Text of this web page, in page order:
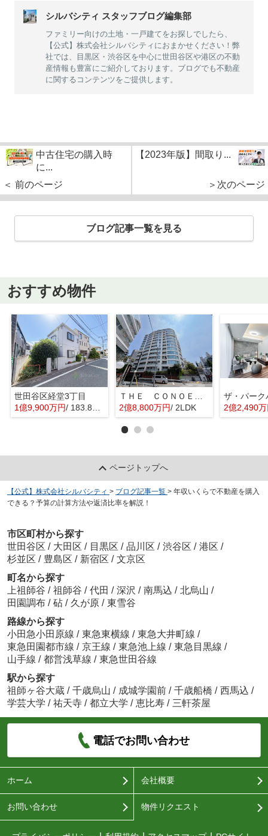
シルバシティ スタッフブログ編集部
ファミリー向けの土地・一戸建てをお探しでしたら、
【公式】株式会社シルバシティにおまかせください！弊
社では、目黒区・渋谷区を中心に世田谷区や港区の不動
産情報も豊富にご紹介しております。ブログでも不動産
に関するコンテンツをご提供します。
中古住宅の購入時
に...
＜ 前のページ
【2023年版】間取り...
＞次のページ
ブログ記事一覧を見る
おすすめ物件
世田谷区経堂3丁目
1億9,900万円/ 183.82㎡
2億8,800万円/ 2LDK 2億2,490
ページトップへ
【公式】株式会社シルバシティ > ブログ記事一覧 > 年収いくらで不動産を購入
できる？予算の計算方法や返済比率を解説！
市区町村から探す
世田谷区 / 大田区 / 目黒区 / 品川区 / 渋谷区 / 港区 /
杉並区 / 豊島区 / 新宿区 / 文京区
町名から探す
上祖師谷 / 祖師谷 / 代田 / 深沢 / 南馬込 / 北烏山 /
田園調布 / 砧 / 久が原 / 東雪谷
路線から探す
小田急小田原線 / 東急東横線 / 東急大井町線 /
東急田園都市線 / 京王線 / 東急池上線 / 東急目黒線 /
山手線 / 都営浅草線 / 東急世田谷線
駅から探す
祖師ヶ谷大蔵 / 千歳烏山 / 成城学園前 / 千歳船橋 / 西馬込 /
学芸大学 / 祐天寺 / 都立大学 / 恵比寿 / 三軒茶屋
電話でお問い合わせ
ホーム 会社概要
お問い合わせ 物件リクエスト